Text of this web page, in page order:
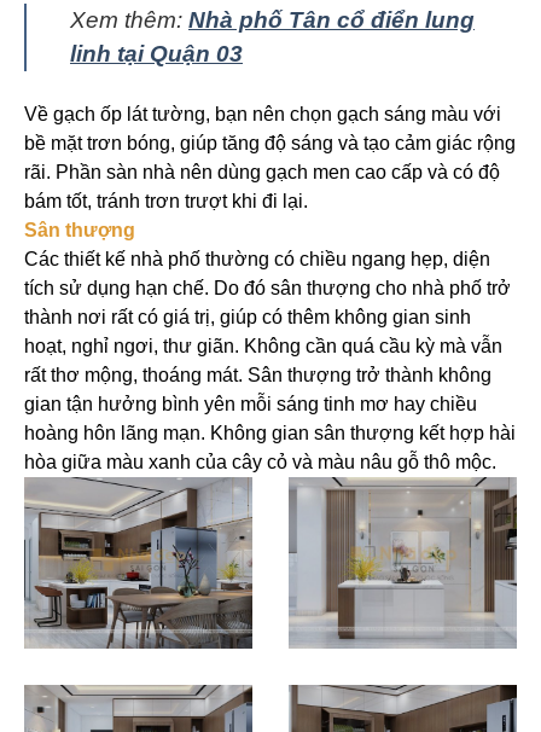
Xem thêm: Nhà phố Tân cổ điển lung
linh tại Quận 03
Về gạch ốp lát tường, bạn nên chọn gạch sáng màu với
bề mặt trơn bóng, giúp tăng độ sáng và tạo cảm giác rộng
rãi. Phần sàn nhà nên dùng gạch men cao cấp và có độ
bám tốt, tránh trơn trượt khi đi lại.
Sân thượng
Các thiết kế nhà phố thường có chiều ngang hẹp, diện
tích sử dụng hạn chế. Do đó sân thượng cho nhà phố trở
thành nơi rất có giá trị, giúp có thêm không gian sinh
hoạt, nghỉ ngơi, thư giãn. Không cần quá cầu kỳ mà vẫn
rất thơ mộng, thoáng mát. Sân thượng trở thành không
gian tận hưởng bình yên mỗi sáng tinh mơ hay chiều
hoàng hôn lãng mạn. Không gian sân thượng kết hợp hài
hòa giữa màu xanh của cây cỏ và màu nâu gỗ thô mộc.